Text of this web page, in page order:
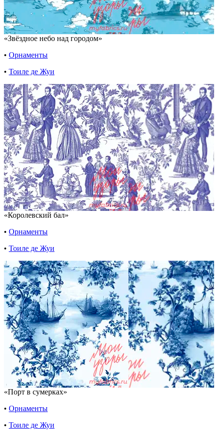
«Звёздное небо над городом»
• Орнаменты
• Тоиле де Жуи
«Королевский бал»
• Орнаменты
• Тоиле де Жуи
«Порт в сумерках»
• Орнаменты
• Тоиле де Жуи